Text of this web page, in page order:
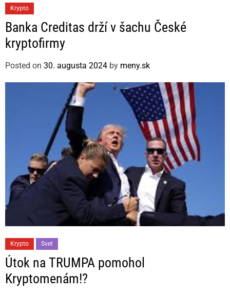
a
t
e
o
r
Krypto
Banka Creditas drží v šachu České
kryptofirmy
Posted on 30. augusta 2024 by meny.sk
a
t
e
Krypto Svet
Útok na TRUMPA pomohol
Kryptomenám!?